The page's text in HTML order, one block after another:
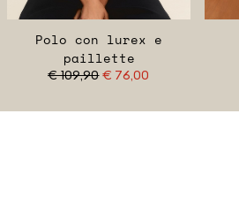
Polo con lurex e
paillette
€ 109,90€ 76,00